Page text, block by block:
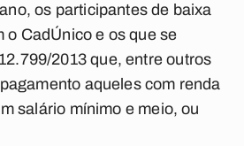
os participantes de baixa
o CadÚnico e os que se
2013 que, entre outros
aqueles com renda
salário mínimo e meio, ou